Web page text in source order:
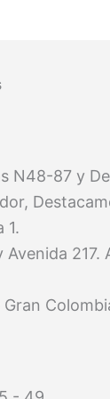
N48-87 y
1.
Avenida 217.
Gran